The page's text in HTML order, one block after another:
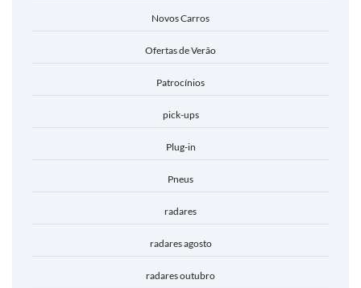
Novos Carros
Ofertas de Verão
Patrocínios
pick-ups
Plug-in
Pneus
radares
radares agosto
radares outubro